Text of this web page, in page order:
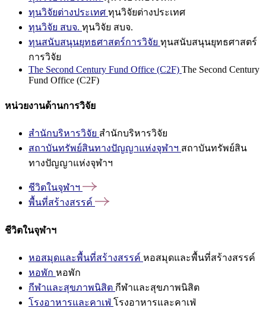
ทุนวิจัยต่างประเทศ ทุนวิจัยต่างประเทศ
ทุนวิจัย สบจ. ทุนวิจัย สบจ.
ทุนสนับสนุนยุทธศาสตร์การวิจัย ทุนสนับสนุนยุทธศาสตร์
การวิจัย
The Second Century Fund Office (C2F) The Second Century
Fund Office (C2F)
หน่วยงานด้านการวิจัย
สำนักบริหารวิจัย สำนักบริหารวิจัย
สถาบันทรัพย์สินทางปัญญาแห่งจุฬาฯ สถาบันทรัพย์สิน
ทางปัญญาแห่งจุฬาฯ
ชีวิตในจุฬาฯ
พื้นที่สร้างสรรค์
ชีวิตในจุฬาฯ
หอสมุดและพื้นที่สร้างสรรค์ หอสมุดและพื้นที่สร้างสรรค์
หอพัก หอพัก
กีฬาและสุขภาพนิสิต กีฬาและสุขภาพนิสิต
โรงอาหารและคาเฟ่ โรงอาหารและคาเฟ่